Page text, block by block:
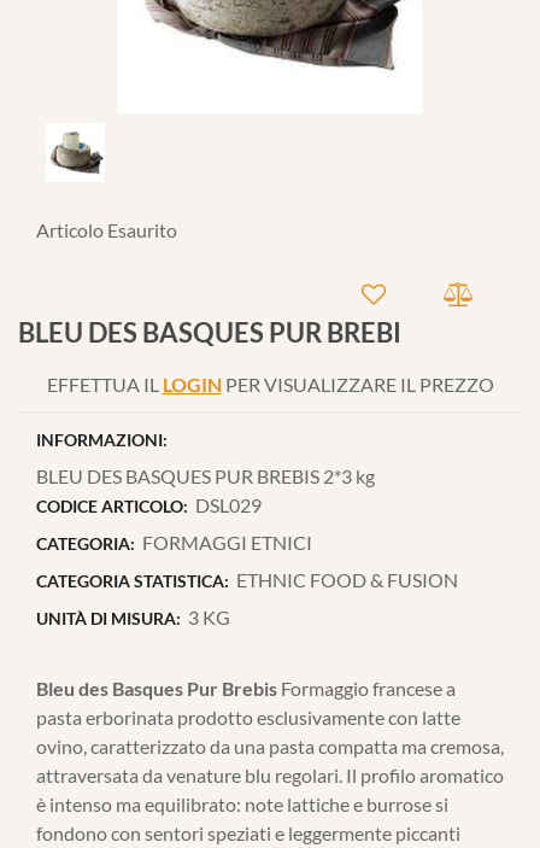
Articolo Esaurito
BLEU DES BASQUES PUR BREBI
EFFETTUA IL LOGIN PER VISUALIZZARE IL PREZZO
INFORMAZIONI:
BLEU DES BASQUES PUR BREBIS 2*3 kg
CODICE ARTICOLO: DSL029
CATEGORIA: FORMAGGI ETNICI
CATEGORIA STATISTICA: ETHNIC FOOD & FUSION
UNITÀ DI MISURA: 3 KG
Bleu des Basques Pur Brebis Formaggio francese a
pasta erborinata prodotto esclusivamente con latte
ovino, caratterizzato da una pasta compatta ma cremosa,
attraversata da venature blu regolari. Il profilo aromatico
è intenso ma equilibrato: note lattiche e burrose si
fondono con sentori speziati e leggermente piccanti